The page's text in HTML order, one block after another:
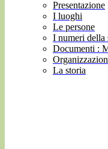
Presentazione
I luoghi
Le persone
I numeri della
Documenti :
La storia